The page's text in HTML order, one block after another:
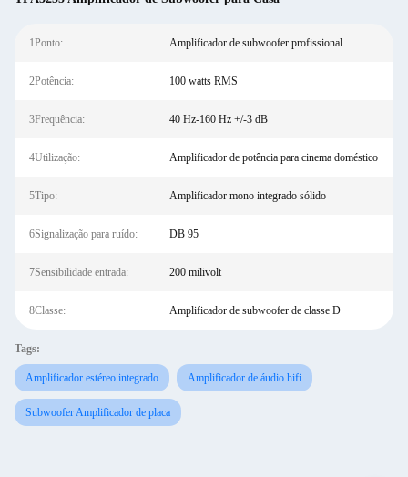
1Ponto: Amplificador de subwoofer profissional
2Potência: 100 watts RMS
3Frequência: 40 Hz-160 Hz +/-3 dB
4Utilização: Amplificador de potência para cinema doméstico
5Tipo: Amplificador mono integrado sólido
6Signalização para ruído: DB 95
7Sensibilidade entrada: 200 milivolt
8Classe: Amplificador de subwoofer de classe D
Tags:
Amplificador estéreo integrado Amplificador de áudio hifi
Subwoofer Amplificador de placa